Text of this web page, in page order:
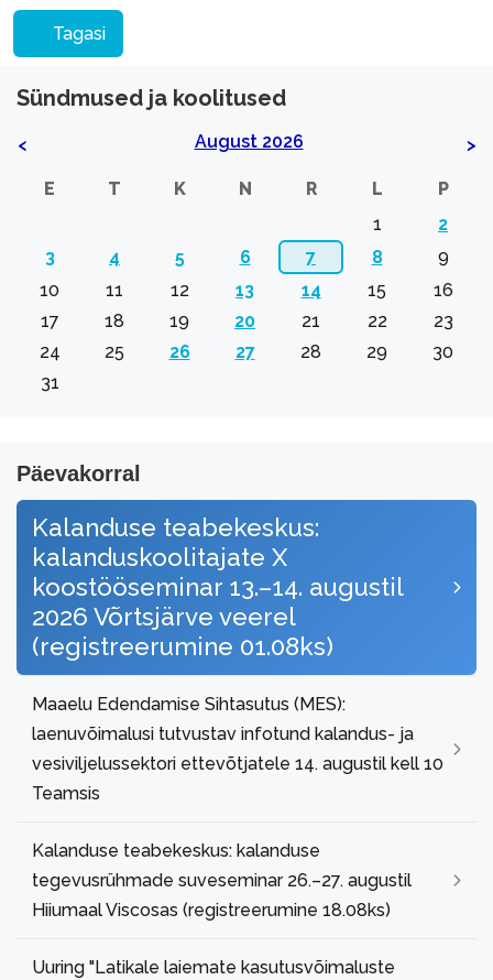
Tagasi
Sündmused ja koolitused
< August 2026 >
E T K N R L
P
1
2
3
4 5 6 7 8
9
10
11 12 13 14 15
16
17
18 19 20 21 22
23
24
25 26 27 28 29
30
31
Päevakorral
Kalanduse teabekeskus:
kalanduskoolitajate X
koostööseminar 13.–14. augustil
2026 Võrtsjärve veerel
(registreerumine 01.08ks)
Maaelu Edendamise Sihtasutus (MES):
laenuvõimalusi tutvustav infotund kalandus- ja
vesiviljelussektori ettevõtjatele 14. augustil kell 10
Teamsis
Kalanduse teabekeskus: kalanduse
tegevusrühmade suveseminar 26.–27. augustil
Hiiumaal Viscosas (registreerumine 18.08ks)
Uuring "Latikale laiemate kasutusvõimaluste